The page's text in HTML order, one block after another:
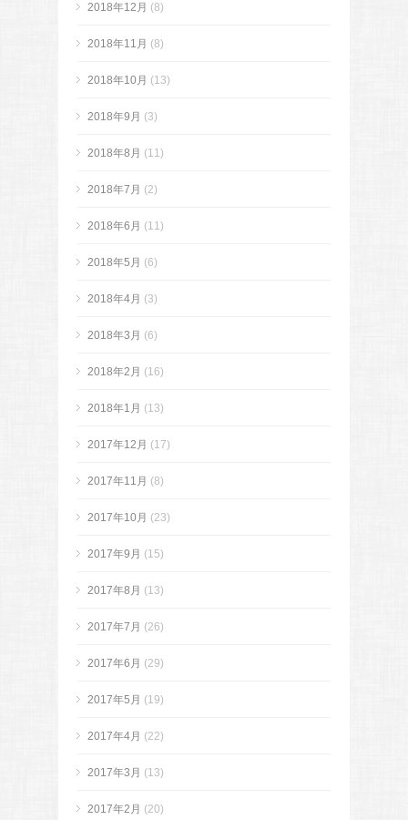
2018年12月 (8)
2018年11月 (8)
2018年10月 (13)
2018年9月 (3)
2018年8月 (11)
2018年7月 (2)
2018年6月 (11)
2018年5月 (6)
2018年4月 (3)
2018年3月 (6)
2018年2月 (16)
2018年1月 (13)
2017年12月 (17)
2017年11月 (8)
2017年10月 (23)
2017年9月 (15)
2017年8月 (13)
2017年7月 (26)
2017年6月 (29)
2017年5月 (19)
2017年4月 (22)
2017年3月 (13)
2017年2月 (20)